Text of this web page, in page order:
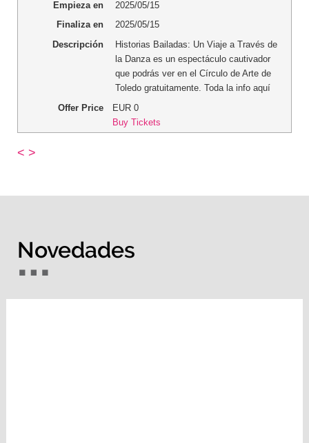
Empieza en
2025/05/15
Finaliza en
2025/05/15
Descripción
Historias Bailadas: Un Viaje a Través de
la Danza es un espectáculo cautivador
que podrás ver en el Círculo de Arte de
Toledo gratuitamente. Toda la info aquí
Offer Price
EUR 0
Buy Tickets
< >
Novedades